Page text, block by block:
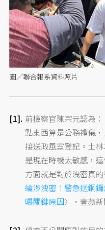
圖／聯合報系資料照片
前檢察官陳宗元認為
點東西算是公務禮儀
接送政風室登記。士
是現在時機太敏感，
方面就是對於洩密真
綸涉洩密！警急送銅
曝關鍵原因〉，壹蘋